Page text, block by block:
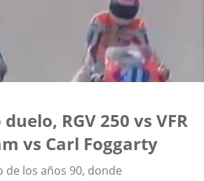
RGV 250 vs VFR
vs Carl Foggarty
de los años 90, donde